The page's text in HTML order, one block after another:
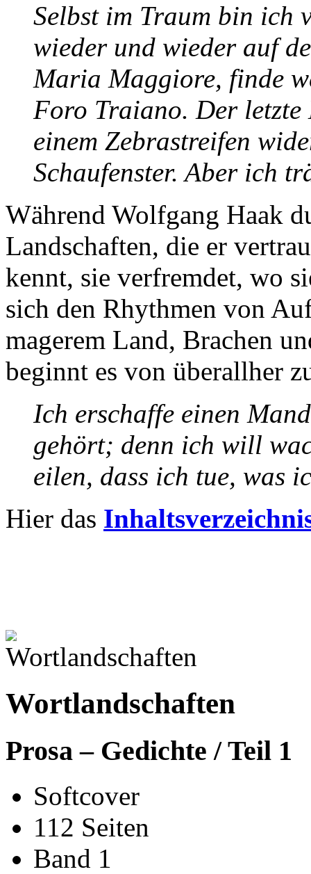
Selbst im Traum bin ich
wieder und wieder auf
Maria Maggiore, finde
Foro Traiano. Der letzte
einem Zebrastreifen
Schaufenster. Aber ich
Während Wolfgang Haak
Landschaften, die er
kennt, sie verfremdet, wo
sich den Rhythmen von
magerem Land, Brachen
beginnt es von überallher
Ich erschaffe einen
gehört; denn ich will
eilen, dass ich tue, was
Hier das
Wortlandschaften
Prosa – Gedichte / Teil 1
Softcover
112 Seiten
Band 1